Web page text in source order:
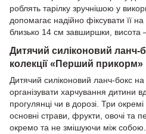
роблять тарілку зручнішою у
допомагає надійно фіксувати її
близько 14 см завширшки,
Дитячий силіконовий ланч-
колекції «Перший прикорм»
Дитячий силіконовий ланч-бокс
організувати харчування дитини
прогулянці чи в дорозі. Три
основні страви, фрукти, овочі та
окремо та не змішуючи між